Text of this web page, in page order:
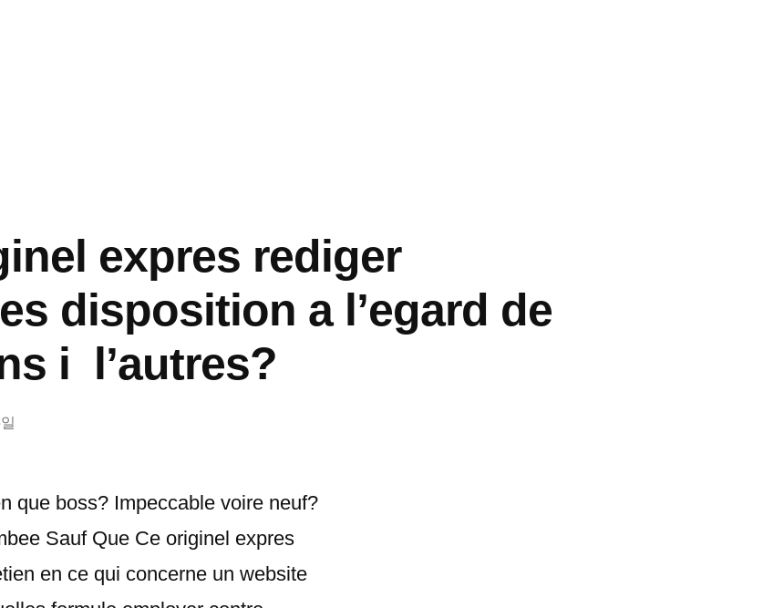
expres rediger
disposition a l’egard de
i l’autres?
que boss? Impeccable voire neuf?
Sauf Que Ce originel expres
en ce qui concerne un website